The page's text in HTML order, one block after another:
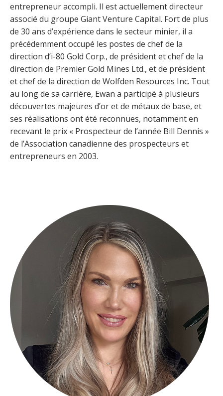
entrepreneur accompli. Il est actuellement directeur
associé du groupe Giant Venture Capital. Fort de plus
de 30 ans d’expérience dans le secteur minier, il a
précédemment occupé les postes de chef de la
direction d’i-80 Gold Corp., de président et chef de la
direction de Premier Gold Mines Ltd., et de président
et chef de la direction de Wolfden Resources Inc. Tout
au long de sa carrière, Ewan a participé à plusieurs
découvertes majeures d’or et de métaux de base, et
ses réalisations ont été reconnues, notamment en
recevant le prix « Prospecteur de l’année Bill Dennis »
de l’Association canadienne des prospecteurs et
entrepreneurs en 2003.